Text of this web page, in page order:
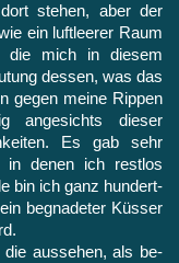
stehen, aber der
ein luftleerer Raum
die mich in diesem
dessen, was das
gegen meine Rippen
ange­sichts dieser
Es gab sehr
in denen ich restlos
bin ich ganz hundert­
begnadeter Küsser
die aussehen, als be­